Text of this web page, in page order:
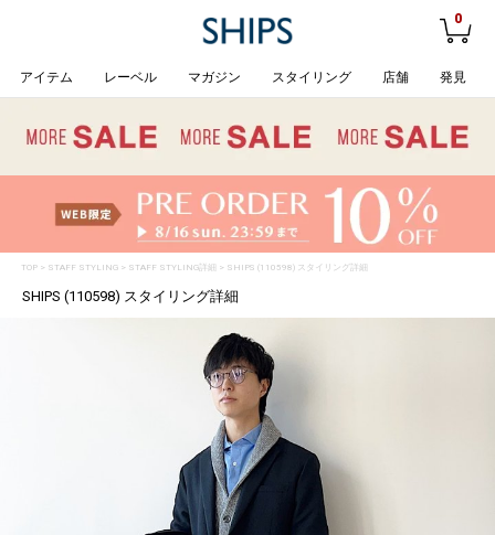
0
アイテム レーベル マガジン スタイリング 店舗 発見
TOP> STAFF STYLING> STAFF STYLING詳細 > SHIPS (110598) スタイリング詳細
SHIPS (110598) スタイリング詳細